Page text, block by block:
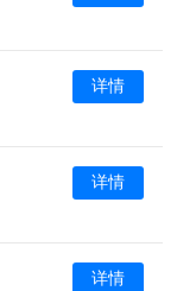
详情
详情
详情